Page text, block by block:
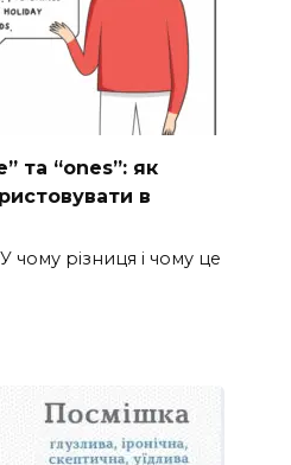
та “ones”: як
в
чому різниця і чому це